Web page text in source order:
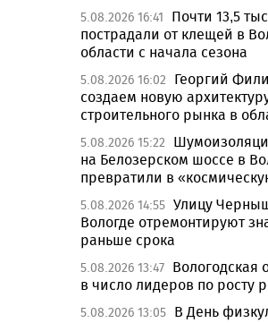
5.08.2026 16:41
Почти 13,5
пострадали от клещей в
области с начала сезона
5.08.2026 16:02
Георгий
создаем новую
строительного рынка в
5.08.2026 15:22
на Белозерском шоссе в
превратили в
5.08.2026 14:55 Улицу
Вологде отремонтируют
раньше срока
5.08.2026 13:47 Вологодская
в число лидеров по росту
5.08.2026 13:05 В День